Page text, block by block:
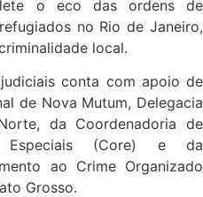
o eco das ordens de
no Rio de Janeiro,
local.
conta com apoio de
de Nova Mutum, Delegacia
da Coordenadoria de
Especiais (Core) e da
ao Crime Organizado
Grosso.